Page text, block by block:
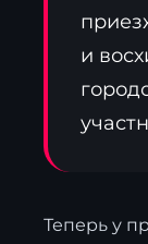
и
Теперь у